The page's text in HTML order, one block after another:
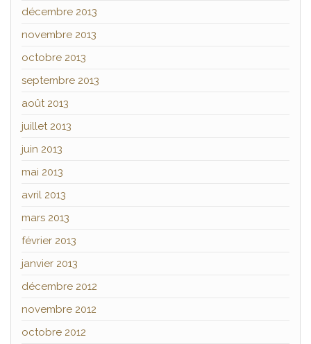
décembre 2013
novembre 2013
octobre 2013
septembre 2013
août 2013
juillet 2013
juin 2013
mai 2013
avril 2013
mars 2013
février 2013
janvier 2013
décembre 2012
novembre 2012
octobre 2012